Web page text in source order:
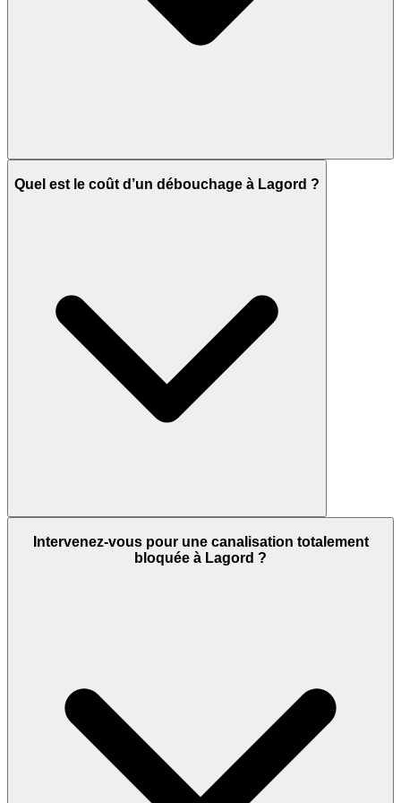
Quel est le coût d’un débouchage à Lagord ?
Intervenez-vous pour une canalisation totalement
bloquée à Lagord ?